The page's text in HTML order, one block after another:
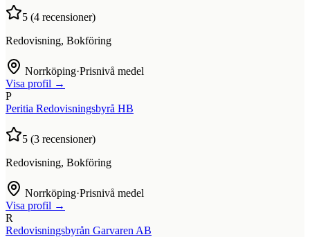
5 (4 recensioner)
Redovisning, Bokföring
Norrköping·Prisnivå medel
Visa profil →
P
Peritia Redovisningsbyrå HB
5 (3 recensioner)
Redovisning, Bokföring
Norrköping·Prisnivå medel
Visa profil →
R
Redovisningsbyrån Garvaren AB